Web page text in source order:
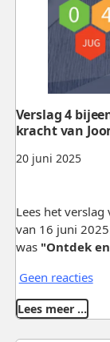
20 juni 2025
Verslag 4
kracht van
Lees het
van 16 juni
was "Ontdek
Geen reacties
Lees meer …